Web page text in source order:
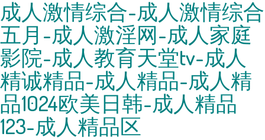
成人激情综合-成人激情综合
五月-成人激淫网-成人家庭
影院-成人教育天堂tv-成人
精诚精品-成人精品-成人精
品1024欧美日韩-成人精品
123-成人精品区